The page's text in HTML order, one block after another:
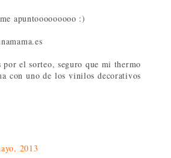
apuntooooooooo :)
por el sorteo, seguro que mi thermo
con uno de los vinilos decorativos
2013